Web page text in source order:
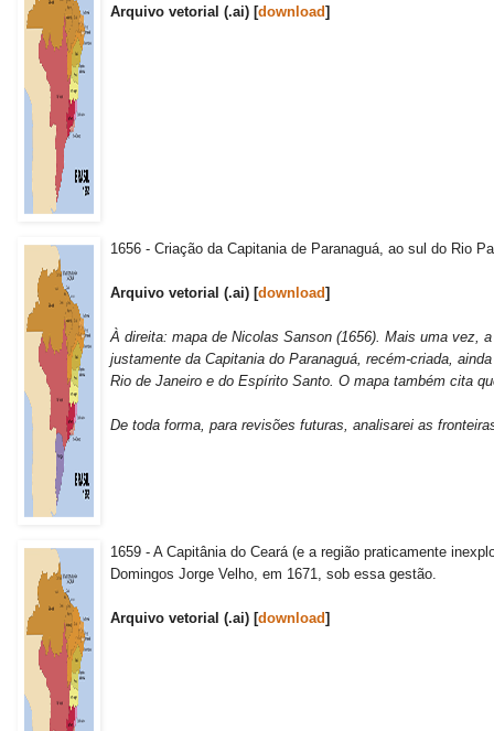
Arquivo vetorial (.ai) [download]
1656 - Criação da Capitania de Paranaguá, ao sul do Rio
Arquivo vetorial (.ai) [download]
À direita: mapa de Nicolas Sanson (1656). Mais uma vez,
justamente da Capitania do Paranaguá, recém-criada,
Rio de Janeiro e do Espírito Santo. O mapa também cita
De toda forma, para revisões futuras, analisarei as
1659 - A Capitânia do Ceará (e a região praticamente
Domingos Jorge Velho, em 1671, sob essa gestão.
Arquivo vetorial (.ai) [download]